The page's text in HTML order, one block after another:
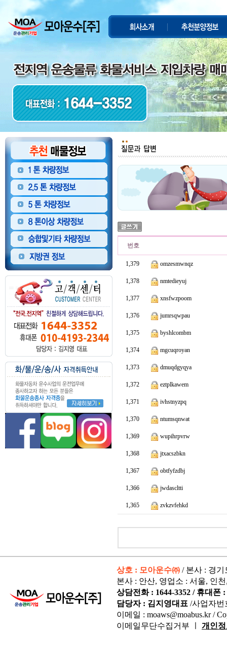
번호
1,379 omzesmwnqz
1,378 nmtedieyuj
1,377 xnsfwzpoom
1,376 jumrsqwpau
1,375 byshlcombm
1,374 mgcuqroyan
1,373 dmuqdgyqya
1,372 eztplkawem
1,371 ivhstnyzpq
1,370 ntumsqnwat
1,369 wupihrpvrw
1,368 jtxacszbkn
1,367 obtfyfzdbj
1,366 jwdascltti
1,365 zvkzvfehkd
상호 : 모아운수㈜ / 본사 : 경기
본사 : 안산, 영업소 : 서울, 인
상담전화 : 1644-3352 / 휴대폰
담당자 : 김지영대표 /사업자번
이메일 : moaws@moabus.kr /
이메일무단수집거부 ㅣ 개인